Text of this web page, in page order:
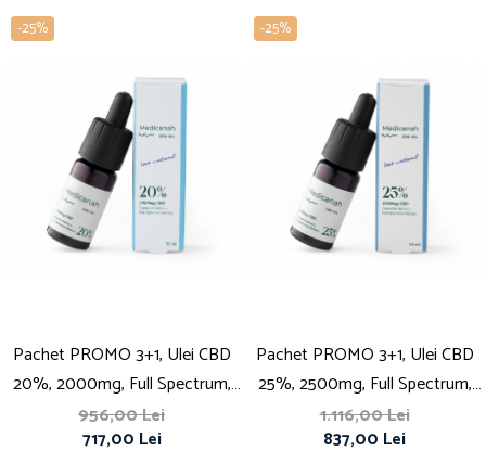
-25%
Pachet PROMO 3+1, Ulei CBD
20%, 2000mg, Full Spectrum,
Premium, 10ml
956,00 Lei
717,00 Lei
-25%
Pachet PROMO 3+1, Ulei CBD
25%, 2500mg, Full Spectrum,
Premium, 10ml
1.116,00 Lei
837,00 Lei